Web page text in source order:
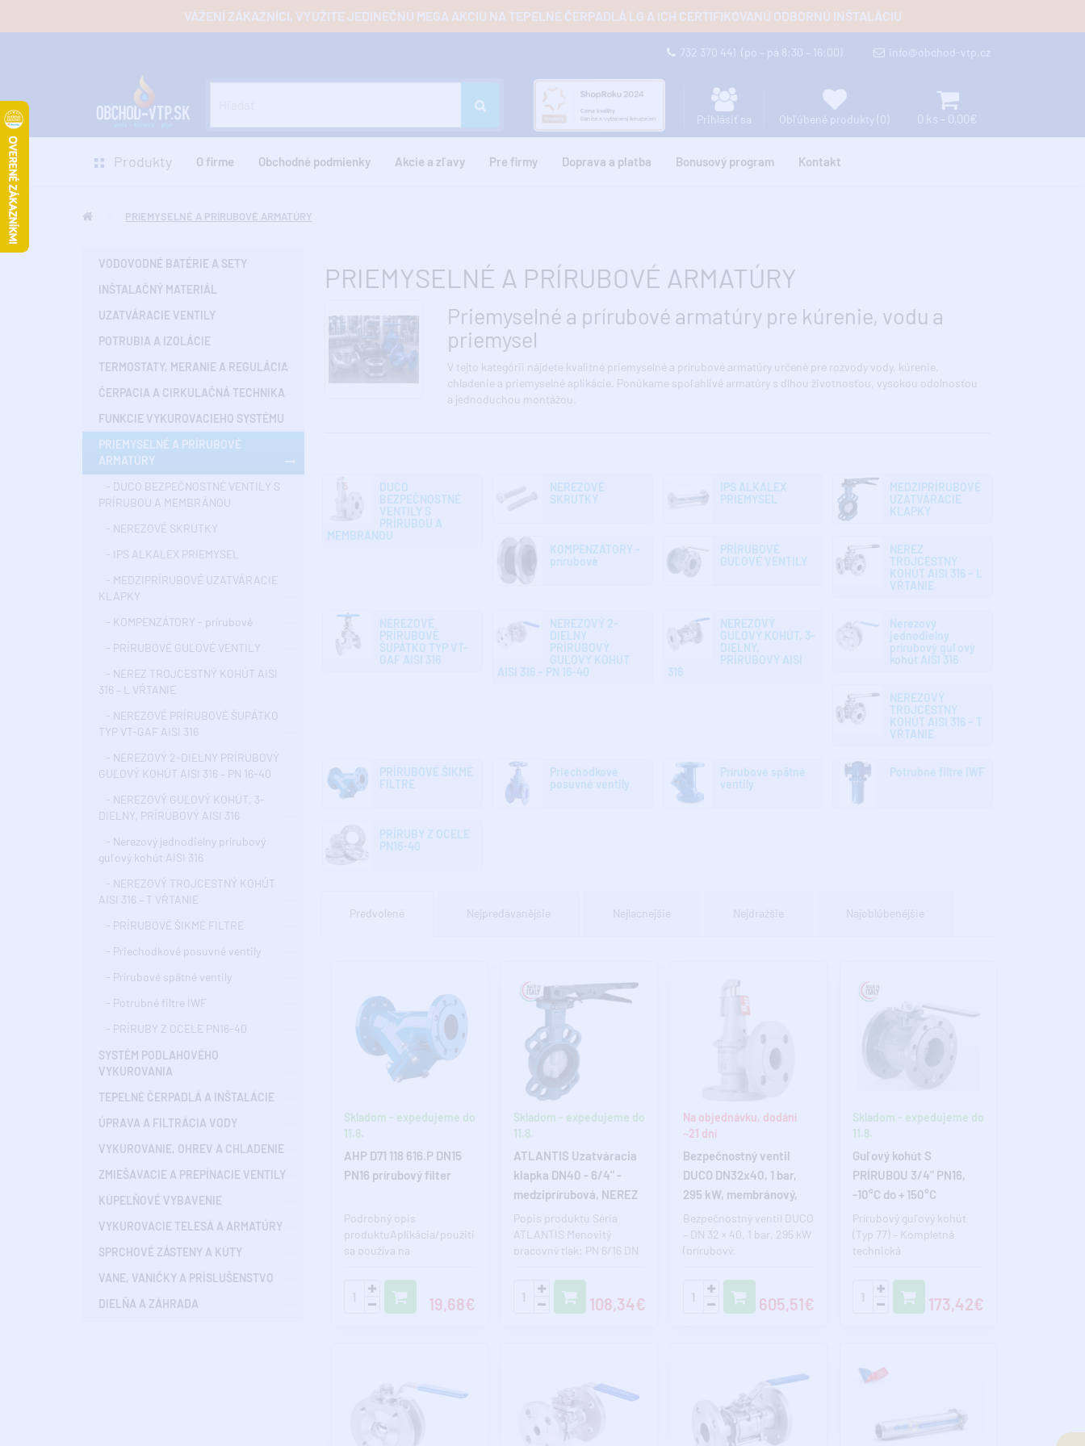
VÁŽENÍ ZÁKAZNÍCI, VYUŽITE JEDINEČNÚ MEGA AKCIU NA TEPELNÉ ČERPADLÁ LG A ICH CERTIFIKOVANÚ ODBORNÚ INŠTALÁCIU
Prihlásiť sa Obľúbené produkty (0) 0 ks - 0,00€
732 370 441 (po – pá 8:30 – 16:00) info@obchod-vtp.cz
Produkty O firme Obchodné podmienky Akcie a zľavy Pre firmy Doprava a platba Bonusový program Kontakt
PRIEMYSELNÉ A PRÍRUBOVÉ ARMATÚRY
VODOVODNÉ BATÉRIE A SETY
INŠTALAČNÝ MATERIÁL
UZATVÁRACIE VENTILY
POTRUBIA A IZOLÁCIE
TERMOSTATY, MERANIE A REGULÁCIA
ČERPACIA A CIRKULAČNÁ TECHNIKA
FUNKCIE VYKUROVACIEHO SYSTÉMU
PRIEMYSELNÉ A PRÍRUBOVÉ
ARMATÚRY
- DUCO BEZPEČNOSTNÉ VENTILY S
PRÍRUBOU A MEMBRÁNOU
- NEREZOVÉ SKRUTKY
- IPS ALKALEX PRIEMYSEL
- MEDZIPRÍRUBOVÉ UZATVÁRACIE
KLAPKY
- KOMPENZÁTORY - prírubové
- PRÍRUBOVÉ GUĽOVÉ VENTILY
- NEREZ TROJCESTNÝ KOHÚT AISI
316 – L VŔTANIE
- NEREZOVÉ PRÍRUBOVÉ ŠUPÁTKO
TYP VT-GAF AISI 316
- NEREZOVÝ 2-DIELNY PRÍRUBOVÝ
GUĽOVÝ KOHÚT AISI 316 – PN 16-40
- NEREZOVÝ GUĽOVÝ KOHÚT, 3-
DIELNY, PRÍRUBOVÝ AISI 316
- Nerezový jednodielny prírubový
guľový kohút AISI 316
- NEREZOVÝ TROJCESTNÝ KOHÚT
AISI 316 – T VŔTANIE
- PRÍRUBOVÉ ŠIKMÉ FILTRE
- Priechodkové posuvné ventily
- Prírubové spätné ventily
- Potrubné filtre IWF
- PRÍRUBY Z OCELE PN16-40
SYSTÉM PODLAHOVÉHO
VYKUROVANIA
TEPELNÉ ČERPADLÁ A INŠTALÁCIE
ÚPRAVA A FILTRÁCIA VODY
VYKUROVANIE, OHREV A CHLADENIE
ZMIEŠAVACIE A PREPÍNACIE VENTILY
KÚPEĽŇOVÉ VYBAVENIE
VYKUROVACIE TELESÁ A ARMATÚRY
SPRCHOVÉ ZÁSTENY A KÚTY
VANE, VANIČKY A PRÍSLUŠENSTVO
DIELŇA A ZÁHRADA
PRIEMYSELNÉ A PRÍRUBOVÉ ARMATÚRY
Priemyselné a prírubové armatúry pre kúrenie, vodu a
priemysel
V tejto kategórii nájdete kvalitné priemyselné a prírubové armatúry určené pre rozvody vody, kúrenie,
chladenie a priemyselné aplikácie. Ponúkame spoľahlivé armatúry s dlhou životnosťou, vysokou odolnosťou
a jednoduchou montážou.
DUCO
BEZPEČNOSTNÉ
VENTILY S
PRÍRUBOU A
MEMBRÁNOU
NEREZOVÉ
SKRUTKY
IPS ALKALEX
PRIEMYSEL
MEDZIPRÍRUBOVÉ
UZATVÁRACIE
KLAPKY
KOMPENZÁTORY -
prírubové
PRÍRUBOVÉ
GUĽOVÉ VENTILY
NEREZ
TROJCESTNÝ
KOHÚT AISI 316 – L
VŔTANIE
NEREZOVÉ
PRÍRUBOVÉ
ŠUPÁTKO TYP VT-
GAF AISI 316
NEREZOVÝ 2-
DIELNY
PRÍRUBOVÝ
GUĽOVÝ KOHÚT
AISI 316 – PN 16-40
NEREZOVÝ
GUĽOVÝ KOHÚT, 3-
DIELNY,
PRÍRUBOVÝ AISI
316
Nerezový
jednodielny
prírubový guľový
kohút AISI 316
NEREZOVÝ
TROJCESTNÝ
KOHÚT AISI 316 – T
VŔTANIE
PRÍRUBOVÉ ŠIKMÉ
FILTRE
Priechodkové
posuvné ventily
Prírubové spätné
ventily
Potrubné filtre IWF
PRÍRUBY Z OCELE
PN16-40
Predvolené Nejpredávanějšie Nejlacnejšie Nejdražšie Najoblúbenějšie
Skladom - expedujeme do
11.8.
AHP D71 118 616.P DN15
PN16 prírubový filter
Podrobný opis
produktuAplikácia/použitieFilter
sa používa na
mechanických nečistôt
(pie..
19,68€
Skladom - expedujeme do
11.8.
ATLANTIS Uzatváracia
klapka DN40 - 6/4" -
medziprírubová, NEREZ
klapka
Popis produktu Séria
ATLANTIS Menovitý
pracovný tlak: PN 6/16 DN
108,34€
Na objednávku, dodání
~21 dní
Bezpečnostný ventil
DUCO DN32x40, 1 bar,
295 kW, membránový,
prírubový, pre
vykurovanie
Bezpečnostný ventil DUCO
– DN 32 × 40, 1 bar, 295 kW
(prírubový,
charakteristiky..
605,51€
Skladom - expedujeme do
11.8.
Guľový kohút S
PRÍRUBOU 3/4" PN16,
-10°C do + 150°C
Prírubový guľový kohút
(Typ 77) – Kompletná
technická
guľový kohút (typ 77) pr..
173,42€